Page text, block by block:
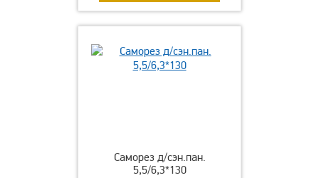
Саморез д/сэн.пан.
5,5/6,3*130